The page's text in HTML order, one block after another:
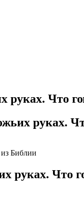
Что
руках.
Библии
руках. Что